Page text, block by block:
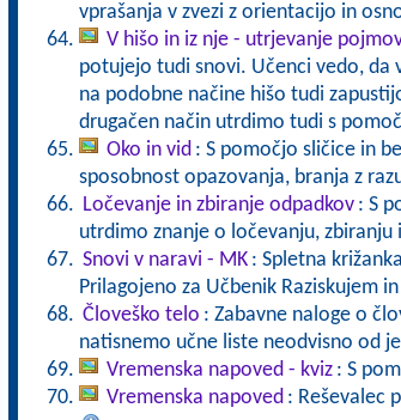
vprašanja v zvezi z orientacijo in
V hišo in iz nje - utrjevanje
potujejo tudi snovi. Učenci vedo, da
na podobne načine hišo tudi
drugačen način utrdimo tudi s
Oko in vid : S pomočjo sličice in
sposobnost opazovanja, branja z
Ločevanje in zbiranje odpadkov : S
utrdimo znanje o ločevanju, zbiranju
Snovi v naravi - MK : Spletna
Prilagojeno za Učbenik Raziskujem
Človeško telo : Zabavne naloge o
natisnemo učne liste neodvisno od
Vremenska napoved - kviz : S
Vremenska napoved : Reševalec